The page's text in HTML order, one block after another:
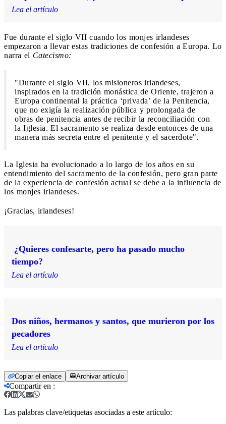
Lea el artículo
Fue durante el siglo VII cuando los monjes irlandeses
empezaron a llevar estas tradiciones de confesión a Europa. Lo
narra el Catecismo:
"Durante el siglo VII, los misioneros irlandeses,
inspirados en la tradición monástica de Oriente, trajeron a
Europa continental la práctica ‘privada’ de la Penitencia,
que no exigía la realización pública y prolongada de
obras de penitencia antes de recibir la reconciliación con
la Iglesia. El sacramento se realiza desde entonces de una
manera más secreta entre el penitente y el sacerdote".
La Iglesia ha evolucionado a lo largo de los años en su
entendimiento del sacramento de la confesión, pero gran parte
de la experiencia de confesión actual se debe a la influencia de
los monjes irlandeses.
¡Gracias, irlandeses!
¿Quieres confesarte, pero ha pasado mucho
tiempo?
Lea el artículo
Dos niños, hermanos y santos, que murieron por los
pecadores
Lea el artículo
Copiar el enlace Archivar artículo
Compartir en :
Las palabras clave/etiquetas asociadas a este artículo: